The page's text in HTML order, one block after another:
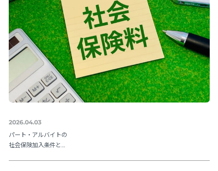
2026.04.03
パート・アルバイトの
社会保険加入条件と